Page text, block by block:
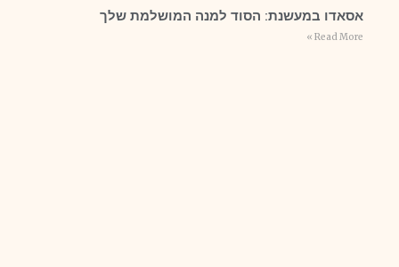
אסאדו במעשנת: הסוד למנה המושלמת שלך
Read More »